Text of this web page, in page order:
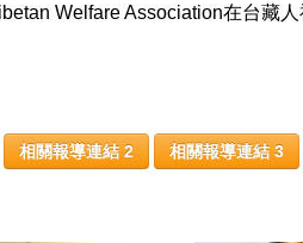
Welfare Association在台藏
相關報導連結 2 相關報導連結 3